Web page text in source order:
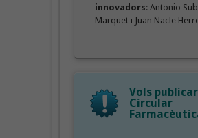
innovadors: Antonio
Marquet i Juan Nacle
Vols
Circular